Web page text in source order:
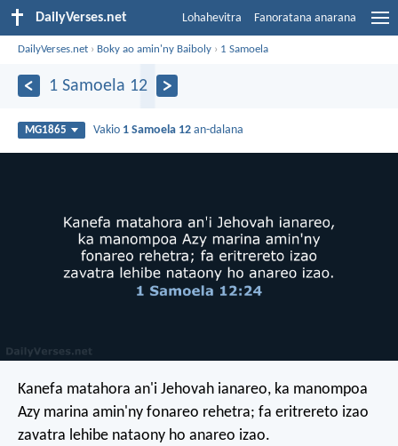
DailyVerses.net Lohahevitra Fanoratana anarana
DailyVerses.net › Boky ao amin'ny Baiboly › 1 Samoela
1 Samoela 12
MG1865 Vakio 1 Samoela 12 an-dalana
Kanefa matahora an'i Jehovah ianareo, ka manompoa
Azy marina amin'ny fonareo rehetra; fa eritrereto izao
zavatra lehibe nataony ho anareo izao.